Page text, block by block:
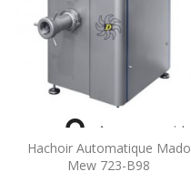
Hachoir Automatique Mado
Mew 723-B98
 Aperçu rapide